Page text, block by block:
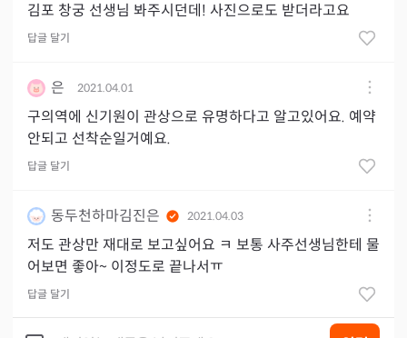
김포 창궁 선생님 봐주시던데! 사진으로도 받더라고요
답글 달기
은 2021.04.01
구의역에 신기원이 관상으로 유명하다고 알고있어요. 예약
안되고 선착순일거예요.
답글 달기
동두천하마김진은 2021.04.03
저도 관상만 재대로 보고싶어요 ㅋ 보통 사주선생님한테 물
어보면 좋아~ 이정도로 끝나서ㅠ
답글 달기